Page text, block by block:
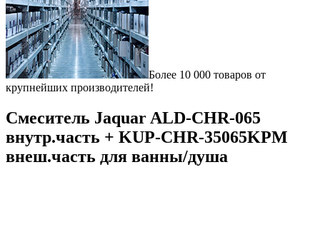
Более 10 000 товаров от
крупнейших производителей!
Смеситель Jaquar ALD-CHR-065
внутр.часть + KUP-CHR-35065KPM
внеш.часть для ванны/душа